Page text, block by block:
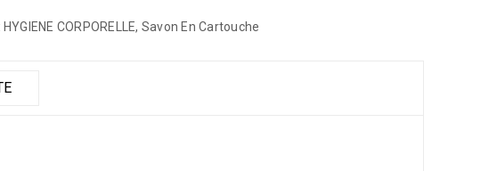
HYGIENE CORPORELLE, Savon En Cartouche